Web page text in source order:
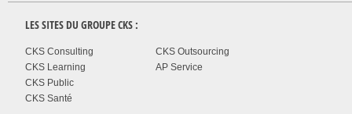
LES SITES DU GROUPECKS :
CKS Consulting
CKS Learning
CKS Public
CKS Santé
CKS Outsourcing
AP Service